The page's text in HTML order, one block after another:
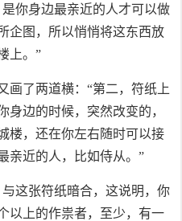
你身边最亲近的人才可以做
企图，所以悄悄将这东西放
上。”
画了两道横：“第二，符纸上
身边的时候，突然改变的，
楼，还在你左右随时可以接
亲近的人，比如侍从。”
这张符纸暗合，这说明，你
以上的作祟者，至少，有一